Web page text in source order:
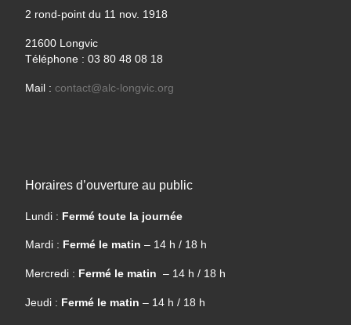
2 rond-point du 11 nov. 1918
21600 Longvic
Téléphone : 03 80 48 08 18
Mail : contact@alc-longvic.org
Horaires d’ouverture au public
Lundi : Fermé toute la journée
Mardi : Fermé le matin – 14 h / 18 h
Mercredi : Fermé le matin – 14 h / 18 h
Jeudi : Fermé le matin – 14 h / 18 h